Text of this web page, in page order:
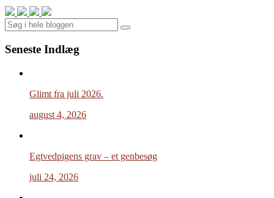
Search
Seneste Indlæg
Glimt fra juli 2026.
august 4, 2026
Egtvedpigens grav – et genbesøg
juli 24, 2026